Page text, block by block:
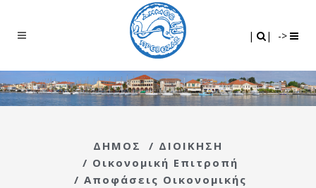
| | ->
ΔΗΜΟΣ / ΔΙΟΙΚΗΣΗ
/ Οικονομική Επιτροπή
/ Αποφάσεις Οικονομικής